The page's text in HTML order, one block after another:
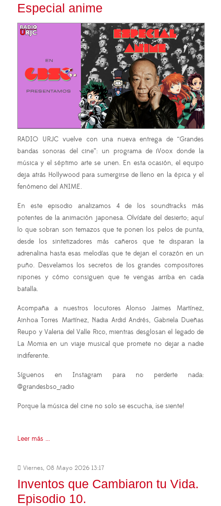
Especial anime
RADIO URJC vuelve con una nueva entrega de “Grandes
bandas sonoras del cine”: un programa de iVoox donde la
música y el séptimo arte se unen. En esta ocasión, el equipo
deja atrás Hollywood para sumergirse de lleno en la épica y el
fenómeno del ANIME.
En este episodio analizamos 4 de los soundtracks más
potentes de la animación japonesa. Olvídate del desierto; aquí
lo que sobran son temazos que te ponen los pelos de punta,
desde los sintetizadores más cañeros que te disparan la
adrenalina hasta esas melodías que te dejan el corazón en un
puño. Desvelamos los secretos de los grandes compositores
nipones y cómo consiguen que te vengas arriba en cada
batalla.
Acompaña a nuestros locutores Alonso Jaimes Martínez,
Ainhoa Torres Martínez, Nadia Ardid Andrés, Gabriela Dueñas
Reupo y Valeria del Valle Rico, mientras desglosan el legado de
La Momia en un viaje musical que promete no dejar a nadie
indiferente.
Síguenos en Instagram para no perderte nada:
@grandesbso_radio
Porque la música del cine no solo se escucha, ¡se siente!
Leer más ...
Viernes, 08 Mayo 2026 13:17
Inventos que Cambiaron tu Vida.
Episodio 10.